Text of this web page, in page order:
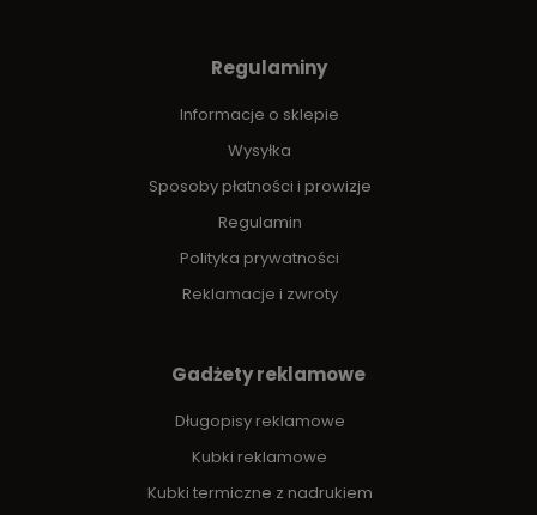
Regulaminy
Informacje o sklepie
Wysyłka
Sposoby płatności i prowizje
Regulamin
Polityka prywatności
Reklamacje i zwroty
Gadżety reklamowe
Długopisy reklamowe
Kubki reklamowe
Kubki termiczne z nadrukiem